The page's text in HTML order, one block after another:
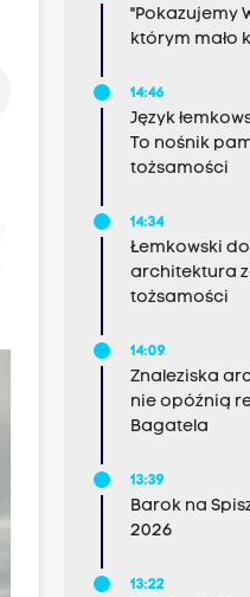
"Pokazujemy
którym mało
14:46
Język
To nośnik
tożsamości
14:34
Łemkowski
architektura
tożsamości
14:09
Znaleziska
nie opóźnią
Bagatela
13:39
Barok na
2026
13:22